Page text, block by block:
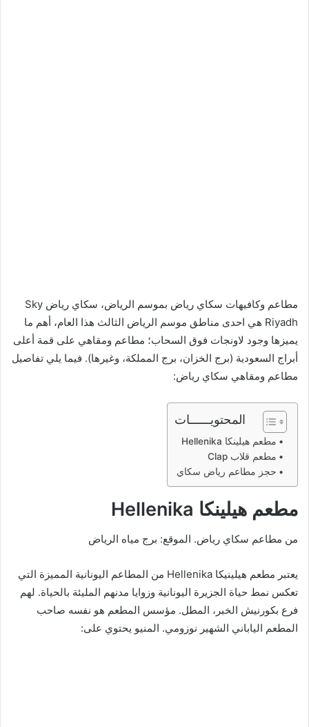
مطاعم وكافيهات سكاي رياض بموسم الرياض، سكاي رياض Sky
Riyadh هي احدى مناطق موسم الرياض الثالث هذا العام، أهم ما
يميزها وجود لاونجات فوق السحاب؛ مطاعم ومقاهي على قمة أعلى
أبراج السعودية (برج الخزان، برج المملكة، وغيرها). فيما يلي تفاصيل
مطاعم ومقاهي سكاي رياض:
المحتويــــــات
مطعم هيلينكا Hellenika
مطعم قلاب Clap
حجز مطاعم رياض سكاي
مطعم هيلينكا
من مطاعم سكاي رياض. الموقع: برج مياه الرياض
يعتبر مطعم هيلينيكا Hellenika من المطاعم اليونانية المميزة التي
تعكس نمط حياة الجزيرة اليونانية وزوايا مدنهم المليئة بالحياة. لهم
فرع بكورنيش الخبر، المطل. مؤسس المطعم هو نفسه صاحب
المطعم الياباني الشهير نوزومي. المنيو يحتوي على: